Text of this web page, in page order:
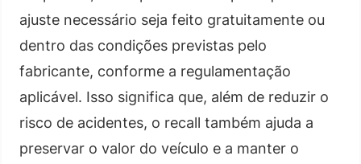
ajuste necessário seja feito gratuitamente ou
dentro das condições previstas pelo
fabricante, conforme a regulamentação
aplicável. Isso significa que, além de reduzir o
risco de acidentes, o recall também ajuda a
preservar o valor do veículo e a manter o